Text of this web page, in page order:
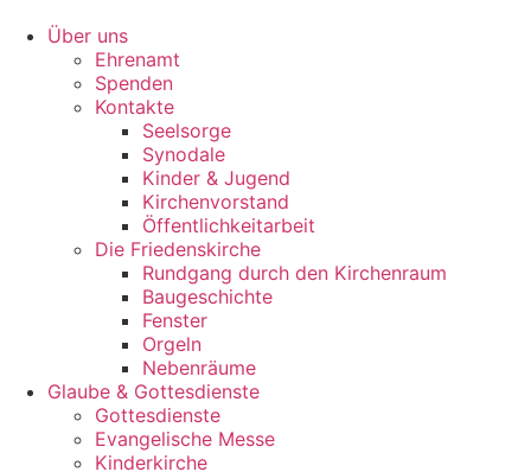
Inhalt
springen
Über uns
Ehrenamt
Spenden
Kontakte
Seelsorge
Synodale
Kinder & Jugend
Kirchenvorstand
Öffentlichkeitarbeit
Die Friedenskirche
Rundgang durch den Kirchenraum
Baugeschichte
Fenster
Orgeln
Nebenräume
Glaube & Gottesdienste
Gottesdienste
Evangelische Messe
Kinderkirche